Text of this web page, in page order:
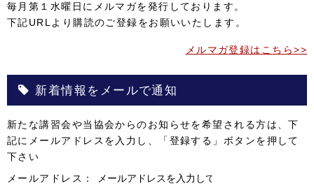
毎月第１水曜日にメルマガを発行しております。
下記URLより購読のご登録をお願いいたします。
メルマガ登録はこちら>>
新着情報をメールで通知
新たな講習会や当協会からのお知らせを希望される方は、下
記にメールアドレスを入力し、「登録する」ボタンを押して
下さい
メールアドレス：